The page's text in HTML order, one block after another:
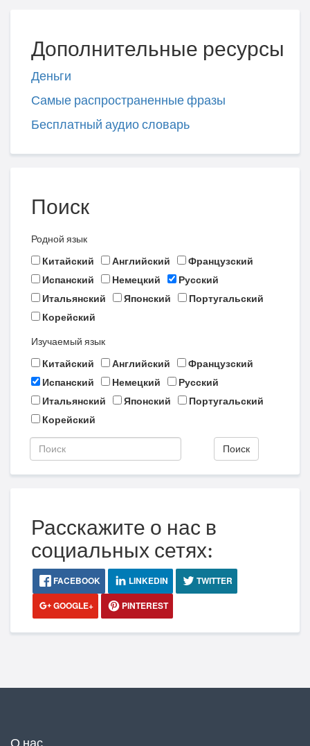
Дополнительные ресурсы
Деньги
Самые распространенные фразы
Бесплатный аудио словарь
Поиск
Родной язык
Китайский
Английский
Французский
Испанский
Немецкий
Русский
Итальянский
Японский
Португальский
Корейский
Изучаемый язык
Китайский
Английский
Французский
Испанский
Немецкий
Русский
Итальянский
Японский
Португальский
Корейский
Поиск
Расскажите о нас в
социальных сетях:
FACEBOOK LINKEDIN
TWITTER
GOOGLE+
PINTEREST
О нас